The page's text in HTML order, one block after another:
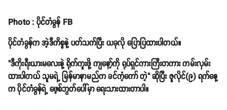
Photo : ပိုင်တံခွန် FB
ပိုင်တံခွန်က အဲ့ဒီကိစ္စနဲ့ ပတ်သက်ပြီး ယခုလို ပြောပြထားပါတယ်။
"ဒီကိုးရီးယားမလေးနဲ့ ရိုက်ကူးဖို့ ကျနော့်ကို ရုပ်ရှင်ကားကြီးတကား ကမ်းလှမ်း
ထားပါတယ် သူမရဲ့ မြန်မာနာမည်က ခင်ကံ့ကော် တဲ့" ဆိုပြီး ဇူလိုင်(၉) ရက်နေ့
က ပိုင်တံခွန်ရဲ့ ဖေ့စ်ဘွတ်ပေါ်မှာ ရေးသားထားတာပါ။